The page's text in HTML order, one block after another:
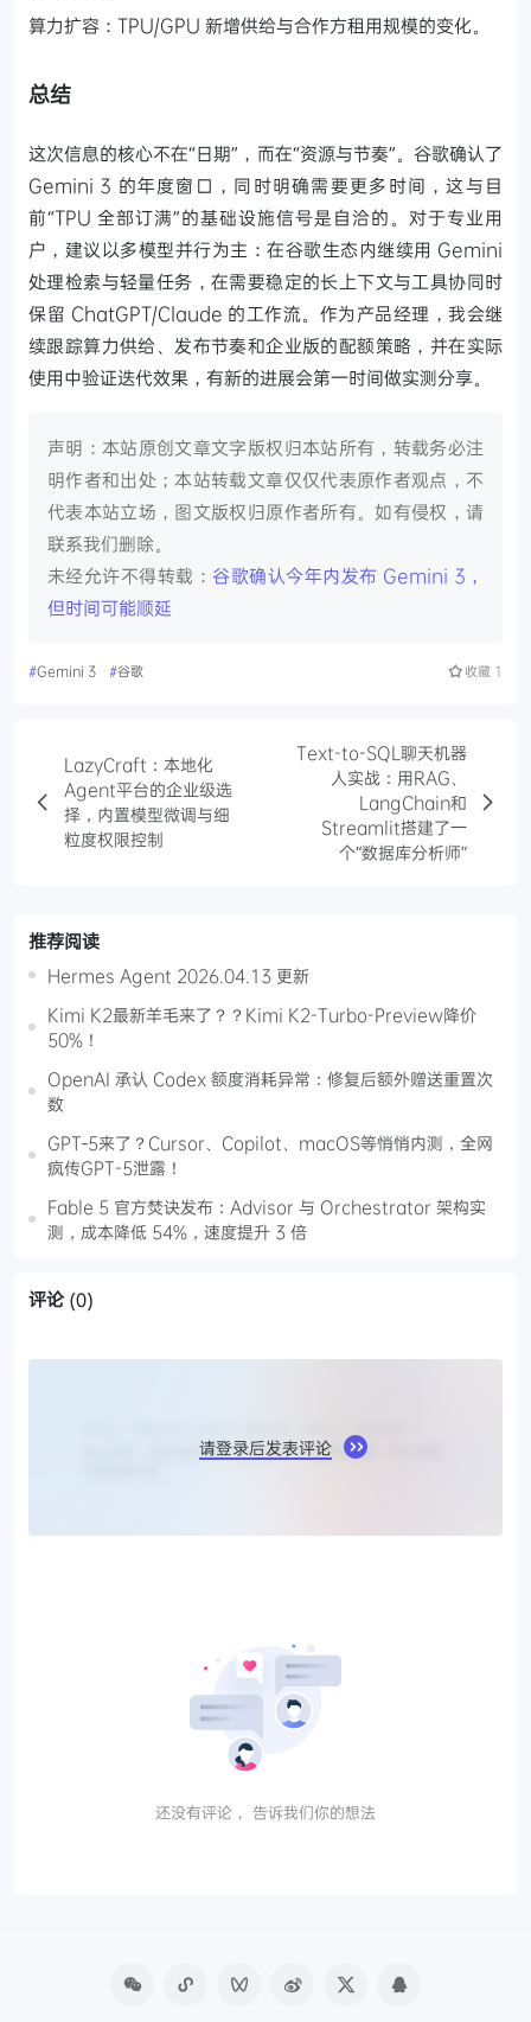
算力扩容：TPU/GPU 新增供给与合作方租用规模的变化。
总结
这次信息的核心不在“日期”，而在“资源与节奏”。谷歌确认了
Gemini 3 的年度窗口，同时明确需要更多时间，这与目
前“TPU 全部订满”的基础设施信号是自洽的。对于专业用
户，建议以多模型并行为主：在谷歌生态内继续用 Gemini
处理检索与轻量任务，在需要稳定的长上下文与工具协同时
保留 ChatGPT/Claude 的工作流。作为产品经理，我会继
续跟踪算力供给、发布节奏和企业版的配额策略，并在实际
使用中验证迭代效果，有新的进展会第一时间做实测分享。
声明：本站原创文章文字版权归本站所有，转载务必注
明作者和出处；本站转载文章仅仅代表原作者观点，不
代表本站立场，图文版权归原作者所有。如有侵权，请
联系我们删除。
未经允许不得转载：谷歌确认今年内发布 Gemini 3，
但时间可能顺延
#Gemini 3 #谷歌 收藏 1
LazyCraft：本地化
Agent平台的企业级选
择，内置模型微调与细
粒度权限控制
Text-to-SQL聊天机器
人实战：用RAG、
LangChain和
Streamlit搭建了一
个“数据库分析师”
推荐阅读
Hermes Agent 2026.04.13 更新
Kimi K2最新羊毛来了？？Kimi K2-Turbo-Preview降价
50%！
OpenAI 承认 Codex 额度消耗异常：修复后额外赠送重置次
数
GPT‑5来了？Cursor、Copilot、macOS等悄悄内测，全网
疯传GPT-5泄露！
Fable 5 官方焚诀发布：Advisor 与 Orchestrator 架构实
测，成本降低 54%，速度提升 3 倍
评论 (0)
请登录后发表评论
还没有评论， 告诉我们你的想法